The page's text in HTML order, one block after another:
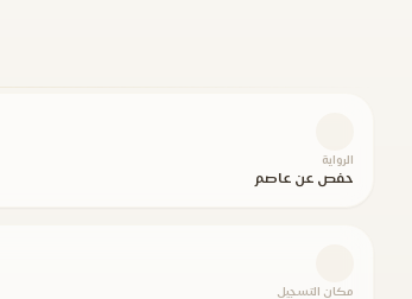
الرواية
حفص عن عاصم
مكان التسجيل